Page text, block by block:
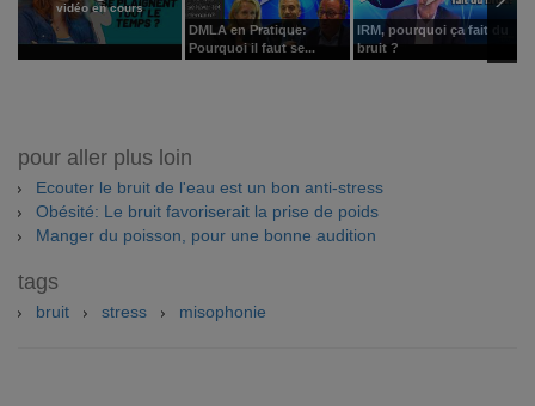
vidéo en cours
DMLA en Pratique:
Pourquoi il faut se...
IRM, pourquoi ça fait du
bruit ?
pour aller plus loin
Ecouter le bruit de l'eau est un bon anti-stress
Obésité: Le bruit favoriserait la prise de poids
Manger du poisson, pour une bonne audition
tags
bruit stress misophonie